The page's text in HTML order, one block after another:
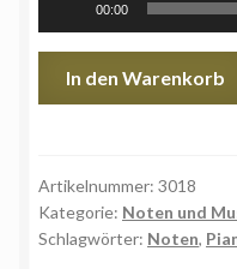
Player
00:00
mood
-
Noten
In den Warenkorb
Artikelnummer: 3018
Kategorie: Noten und
Schlagwörter: Noten,